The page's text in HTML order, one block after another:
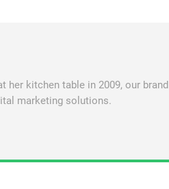
her kitchen table in 2009, our brand
marketing solutions.